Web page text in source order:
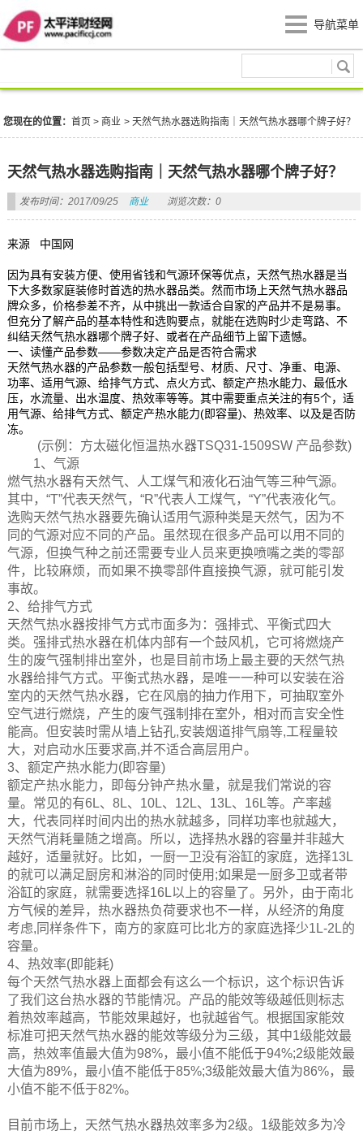
导航菜单
您现在的位置：首页 > 商业 >天然气热水器选购指南｜天然气热水器哪个牌子好？
天然气热水器选购指南｜天然气热水器哪个牌子好？
发布时间：2017/09/25 商业 浏览次数：0
来源 中国网
因为具有安装方便、使用省钱和气源环保等优点，天然气热水器是当
下大多数家庭装修时首选的热水器品类。然而市场上天然气热水器品
牌众多，价格参差不齐，从中挑出一款适合自家的产品并不是易事。
但充分了解产品的基本特性和选购要点，就能在选购时少走弯路、不
纠结天然气热水器哪个牌子好、或者在产品细节上留下遗憾。
一、读懂产品参数——参数决定产品是否符合需求
天然气热水器的产品参数一般包括型号、材质、尺寸、净重、电源、
功率、适用气源、给排气方式、点火方式、额定产热水能力、最低水
压，水流量、出水温度、热效率等等。其中需要重点关注的有5个，适
用气源、给排气方式、额定产热水能力(即容量)、热效率、以及是否防
冻。
(示例：方太磁化恒温热水器TSQ31-1509SW 产品参数)
1、气源
燃气热水器有天然气、人工煤气和液化石油气等三种气源。
其中，“T”代表天然气，“R”代表人工煤气，“Y”代表液化气。
选购天然气热水器要先确认适用气源种类是天然气，因为不
同的气源对应不同的产品。虽然现在很多产品可以用不同的
气源，但换气种之前还需要专业人员来更换喷嘴之类的零部
件，比较麻烦，而如果不换零部件直接换气源，就可能引发
事故。
2、给排气方式
天然气热水器按排气方式市面多为：强排式、平衡式四大
类。强排式热水器在机体内部有一个鼓风机，它可将燃烧产
生的废气强制排出室外，也是目前市场上最主要的天然气热
水器给排气方式。平衡式热水器，是唯一一种可以安装在浴
室内的天然气热水器，它在风扇的抽力作用下，可抽取室外
空气进行燃烧，产生的废气强制排在室外，相对而言安全性
能高。但安装时需从墙上钻孔,安装烟道排气扇等,工程量较
大，对启动水压要求高,并不适合高层用户。
3、额定产热水能力(即容量)
额定产热水能力，即每分钟产热水量，就是我们常说的容
量。常见的有6L、8L、10L、12L、13L、16L等。产率越
大，代表同样时间内出的热水就越多，同样功率也就越大，
天然气消耗量随之增高。所以，选择热水器的容量并非越大
越好，适量就好。比如，一厨一卫没有浴缸的家庭，选择13L
的就可以满足厨房和淋浴的同时使用;如果是一厨多卫或者带
浴缸的家庭，就需要选择16L以上的容量了。另外，由于南北
方气候的差异，热水器热负荷要求也不一样，从经济的角度
考虑,同样条件下，南方的家庭可比北方的家庭选择少1L-2L的
容量。
4、热效率(即能耗)
每个天然气热水器上面都会有这么一个标识，这个标识告诉
了我们这台热水器的节能情况。产品的能效等级越低则标志
着热效率越高，节能效果越好，也就越省气。根据国家能效
标准可把天然气热水器的能效等级分为三级，其中1级能效最
高，热效率值最大值为98%，最小值不能低于94%;2级能效最
大值为89%，最小值不能低于85%;3级能效最大值为86%，最
小值不能不低于82%。
目前市场上，天然气热水器热效率多为2级。1级能效多为冷